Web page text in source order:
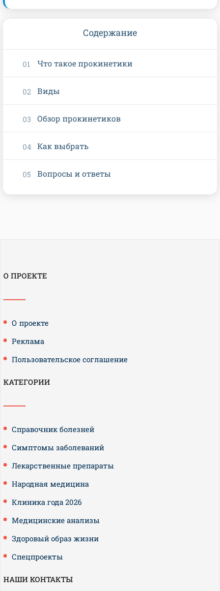
Содержание
Что такое прокинетики
Виды
Обзор прокинетиков
Как выбрать
Вопросы и ответы
О ПРОЕКТЕ
О проекте
Реклама
Пользовательское соглашение
КАТЕГОРИИ
Справочник болезней
Симптомы заболеваний
Лекарственные препараты
Народная медицина
Клиника года 2026
Медицинские анализы
Здоровый образ жизни
Спецпроекты
НАШИ КОНТАКТЫ